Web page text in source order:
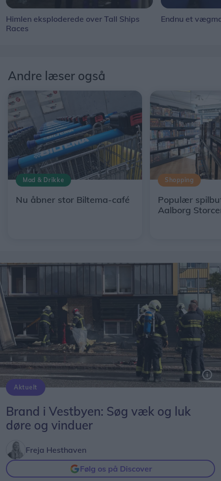
Himlen eksploderede over Tall Ships
Races
Endnu et
Andre læser også
Mad & Drikke
Nu åbner stor Biltema-café
Shopping
Populær
Aalborg
Aktuelt
Brand i Vestbyen: Søg væk og luk
døre og vinduer
Freja Hesthaven
Følg os på Discover